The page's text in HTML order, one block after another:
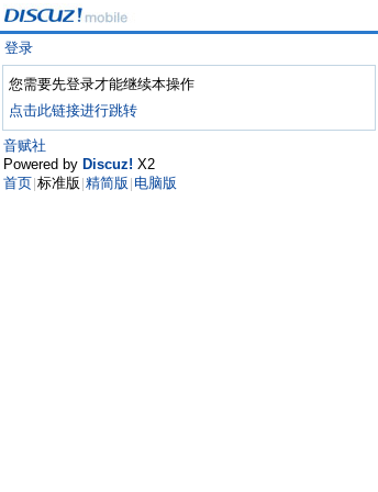
登录
您需要先登录才能继续本操作
点击此链接进行跳转
音赋社
Powered by Discuz! X2
首页 标准版 精简版 电脑版